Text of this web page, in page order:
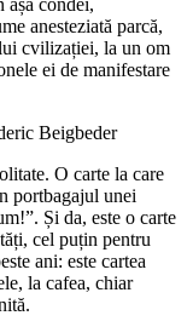
anesteziată parcă,
cvilizației, la un om
ei de manifestare
Beigbeder
O carte la care
portbagajul unei
Și da, este o carte
cel puțin pentru
ani: este cartea
la cafea, chiar